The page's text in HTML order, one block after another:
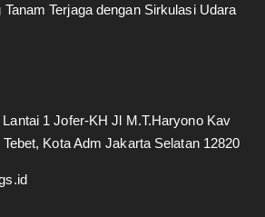
Tanam Terjaga dengan Sirkulasi Udara
1 Jofer-KH Jl M.T.Haryono Kav
Tebet, Kota Adm Jakarta Selatan 12820